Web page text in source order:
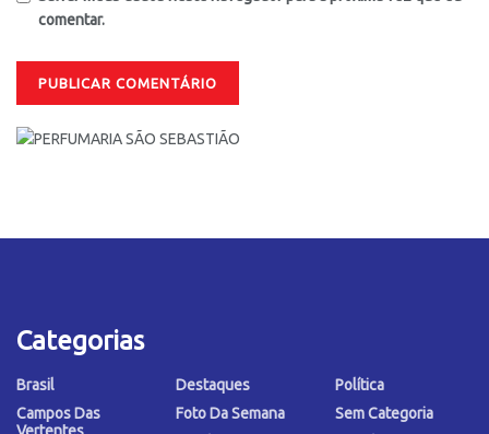
comentar.
Categorias
Brasil
Campos Das
Vertentes
Destaques
Foto Da Semana
Política
Sem Categoria